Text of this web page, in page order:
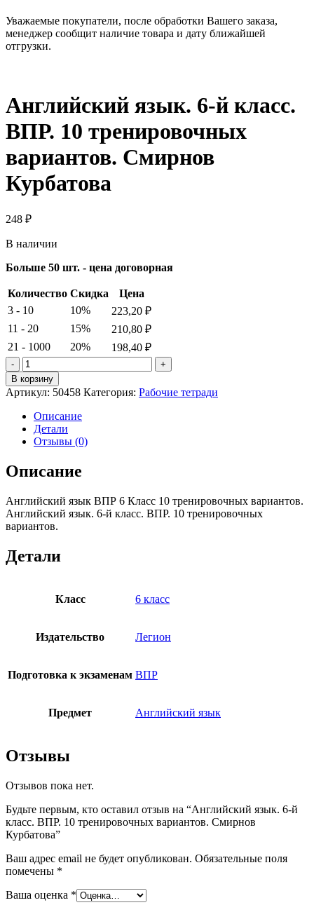
Уважаемые покупатели, после обработки Вашего заказа,
менеджер сообщит наличие товара и дату ближайшей
отгрузки.
Английский язык. 6-й класс.
ВПР. 10 тренировочных
вариантов. Смирнов
Курбатова
248 ₽
В наличии
Больше 50 шт. - цена договорная
Количество Скидка
Цена
3 - 10
10% 223,20 ₽
11 - 20
15% 210,80 ₽
21 - 1000
20% 198,40 ₽
Количество
товара
Английский
язык.
6-
й
класс.
тренировочных
Смирнов
Курбатова
В корзину
Артикул: 50458 Категория: Рабочие тетради
Описание
Детали
Отзывы (0)
Описание
Английский язык ВПР 6 Класс 10 тренировочных вариантов.
Английский язык. 6-й класс. ВПР. 10 тренировочных
вариантов.
Детали
Класс 6 класс
Издательство Легион
Подготовка к экзаменам ВПР
Предмет Английский язык
Отзывы
Отзывов пока нет.
Будьте первым, кто оставил отзыв на “Английский язык. 6-й
класс. ВПР. 10 тренировочных вариантов. Смирнов
Курбатова”
Ваш адрес email не будет опубликован. Обязательные поля
помечены *
Ваша оценка *